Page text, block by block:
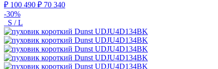
₽ 100 490 ₽ 70 340
-30%
S / L